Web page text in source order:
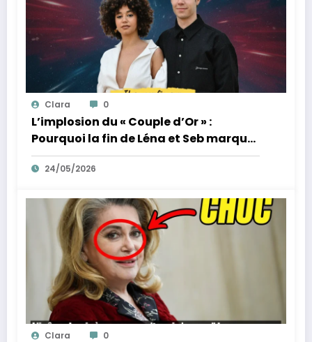
Clara 0
L’implosion du « Couple d’Or » :
Pourquoi la fin de Léna et Seb marque
la fin de l’innocence sur YouTube
24/05/2026
Clara 0